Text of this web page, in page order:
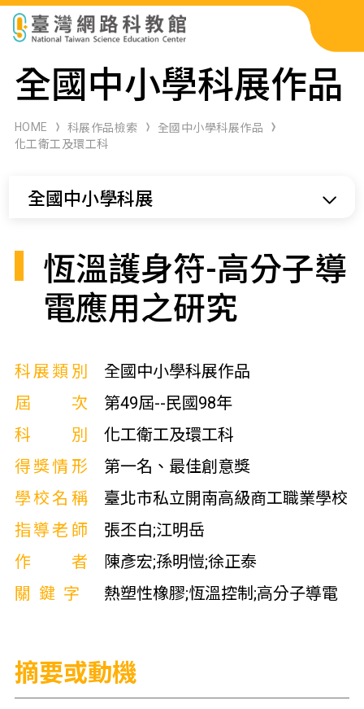
科展作品檢索
科學研習月刊
全國中小學科展作品
HOME 科展作品檢索
全國中小學科展作品
化工衛工及環工科
全國中小學科展
恆溫護身符-高分子導
電應用之研究
科展類別
全國中小學科展作品
屆次
第49屆--民國98年
科別
化工衛工及環工科
得獎情形
第一名、最佳創意獎
學校名稱
臺北市私立開南高級商工職業學校
指導老師
張丕白;江明岳
作者
陳彥宏;孫明愷;徐正泰
關鍵字
熱塑性橡膠;恆溫控制;高分子導電
摘要或動機